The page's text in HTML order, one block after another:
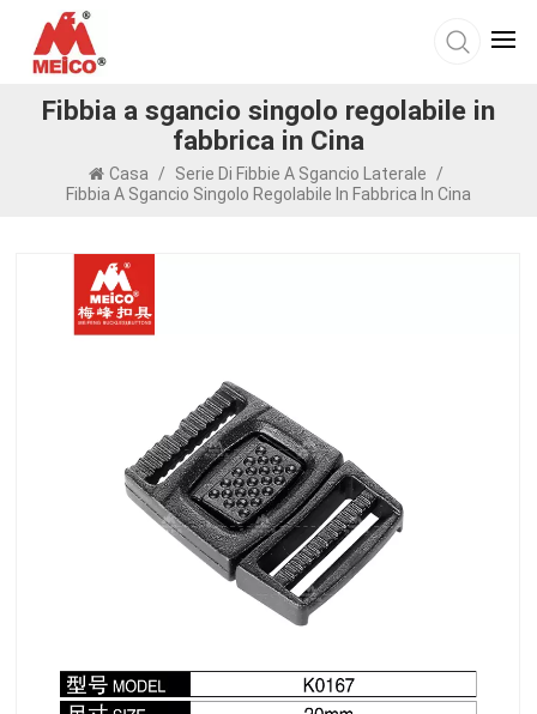
Fibbia a sgancio singolo regolabile in
fabbrica in Cina
Casa / Serie Di Fibbie A Sgancio Laterale
/
Fibbia A Sgancio Singolo Regolabile In Fabbrica In Cina